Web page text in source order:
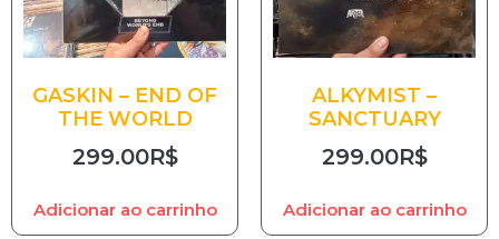
GASKIN – END OF
THE WORLD
299.00R$
Adicionar ao carrinho
ALKYMIST –
SANCTUARY
299.00R$
Adicionar ao carrinho